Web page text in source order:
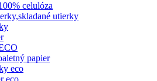
celulóza
utierky
papier
eco
eco